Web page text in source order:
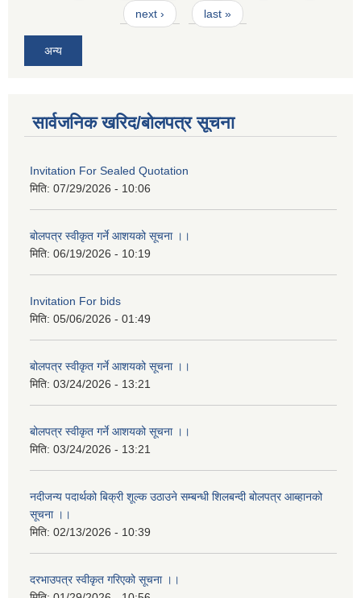
next › last »
अन्य
सार्वजनिक खरिद/बोलपत्र सूचना
Invitation For Sealed Quotation
मिति: 07/29/2026 - 10:06
बोलपत्र स्वीकृत गर्ने आशयको सूचना ।।
मिति: 06/19/2026 - 10:19
Invitation For bids
मिति: 05/06/2026 - 01:49
बोलपत्र स्वीकृत गर्ने आशयको सूचना ।।
मिति: 03/24/2026 - 13:21
बोलपत्र स्वीकृत गर्ने आशयको सूचना ।।
मिति: 03/24/2026 - 13:21
नदीजन्य पदार्थको बिक्री शूल्क उठाउने सम्बन्धी शिलबन्दी बोलपत्र आब्हानको
सूचना ।।
मिति: 02/13/2026 - 10:39
दरभाउपत्र स्वीकृत गरिएको सूचना ।।